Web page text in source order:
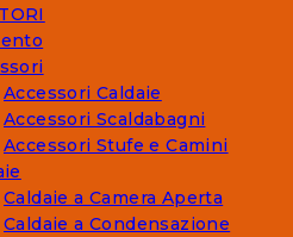
Accessori Caldaie
Accessori Scaldabagni
Accessori Stufe e Camini
Caldaie a Camera Aperta
Caldaie a Condensazione